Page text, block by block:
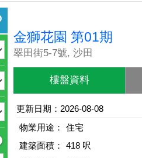
金獅花園 第01期
翠田街5-7號, 沙田
樓盤資料
更新日期：2026-08-08
物業用途：
住宅
建築面積：
418 呎